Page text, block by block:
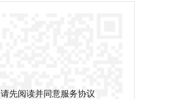
请先阅读并同意服务协议